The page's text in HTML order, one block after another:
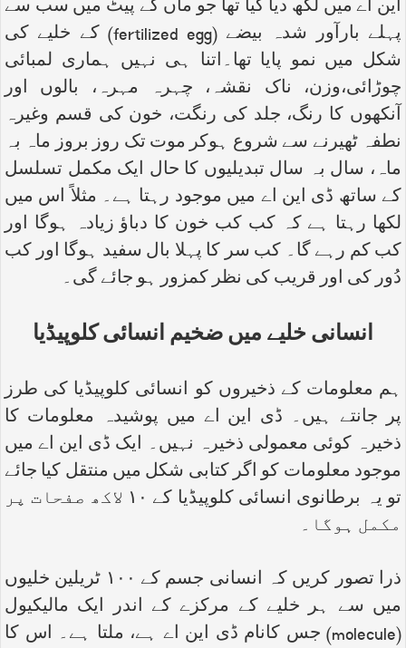
این اے میں لکھ دیا گیا تھا جو ماں کے پیٹ میں سب سے
پہلے بارآور شدہ بیضے (fertilized egg) کے خلیے کی
شکل میں نمو پایا تھا۔اتنا ہی نہیں ہماری لمبائی
چوڑائی،وزن، ناک نقشہ، چہرہ مہرہ، بالوں اور
آنکھوں کا رنگ، جلد کی رنگت، خون کی قسم وغیرہ
نطفہ ٹھیرنے سے شروع ہوکر موت تک روز بروز ماہ بہ
ماہ، سال بہ سال تبدیلیوں کا حال ایک مکمل تسلسل
کے ساتھ ڈی این اے میں موجود رہتا ہے۔ مثلاً اس میں
لکھا رہتا ہے کہ کب کب خون کا دباؤ زیادہ ہوگا اور
کب کم رہے گا۔ کب سر کا پہلا بال سفید ہوگا اور کب
دُور کی اور قریب کی نظر کمزور ہو جائے گی۔
انسانی خلیے میں ضخیم انسائی کلوپیڈیا
ہم معلومات کے ذخیروں کو انسائی کلوپیڈیا کی طرز
پر جانتے ہیں۔ ڈی این اے میں پوشیدہ معلومات کا
ذخیرہ کوئی معمولی ذخیرہ نہیں۔ ایک ڈی این اے میں
موجود معلومات کو اگر کتابی شکل میں منتقل کیا جائے
تو یہ برطانوی انسائی کلوپیڈیا کے ۱۰ لاکھ صفحات پر
مکمل ہوگا۔
ذرا تصور کریں کہ انسانی جسم کے ۱۰۰ ٹریلین خلیوں
میں سے ہر خلیے کے مرکزے کے اندر ایک مالیکیول
(
molecule) جس کانام ڈی این اے ہے، ملتا ہے۔ اس کا